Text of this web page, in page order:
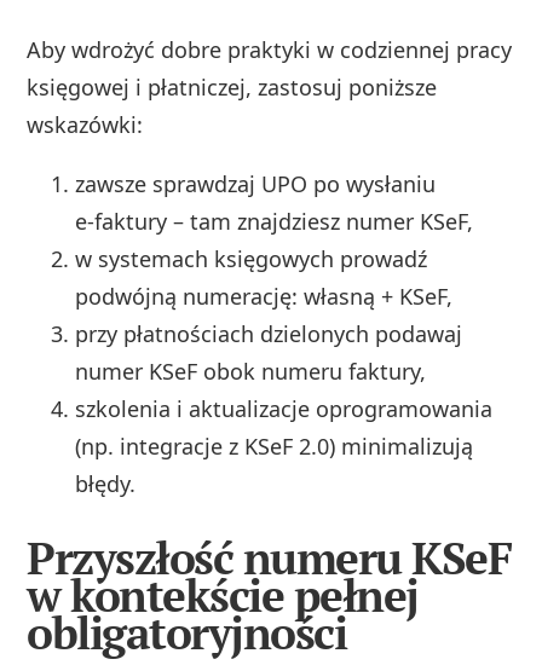
Aby wdrożyć dobre praktyki w codziennej pracy
księgowej i płatniczej, zastosuj poniższe
wskazówki:
zawsze sprawdzaj UPO po wysłaniu
e‑faktury – tam znajdziesz numer KSeF,
w systemach księgowych prowadź
podwójną numerację: własną + KSeF,
przy płatnościach dzielonych podawaj
numer KSeF obok numeru faktury,
szkolenia i aktualizacje oprogramowania
(np. integracje z KSeF 2.0) minimalizują
błędy.
Przyszłość numeru KSeF
w kontekście pełnej
obligatoryjności